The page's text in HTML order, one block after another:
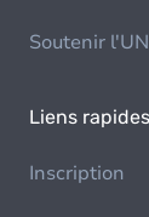
Soutenir
Liens rapides
Inscription